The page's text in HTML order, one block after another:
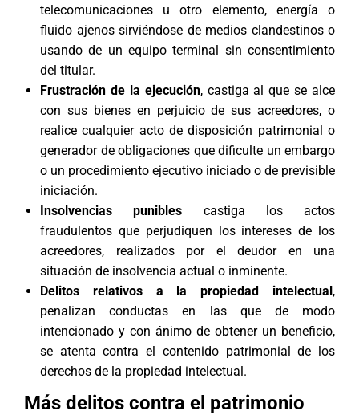
telecomunicaciones u otro elemento, energía o
fluido ajenos sirviéndose de medios clandestinos o
usando de un equipo terminal sin consentimiento
del titular.
Frustración de la ejecución, castiga al que se alce
con sus bienes en perjuicio de sus acreedores, o
realice cualquier acto de disposición patrimonial o
generador de obligaciones que dificulte un embargo
o un procedimiento ejecutivo iniciado o de previsible
iniciación.
Insolvencias punibles castiga los actos
fraudulentos que perjudiquen los intereses de los
acreedores, realizados por el deudor en una
situación de insolvencia actual o inminente.
Delitos relativos a la propiedad intelectual,
penalizan conductas en las que de modo
intencionado y con ánimo de obtener un beneficio,
se atenta contra el contenido patrimonial de los
derechos de la propiedad intelectual.
Más delitos contra el patrimonio